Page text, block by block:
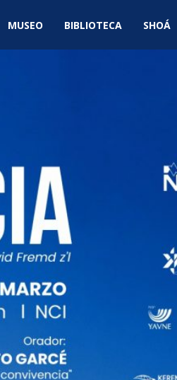
MUSEO BIBLIOTECA SHOÁ